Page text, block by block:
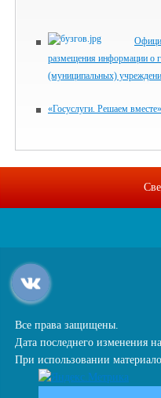
размещения информации о
(муниципальных)
«Госуслуги. Решаем вместе»
Все права защищены.
Дата последнего изменения
При использовании